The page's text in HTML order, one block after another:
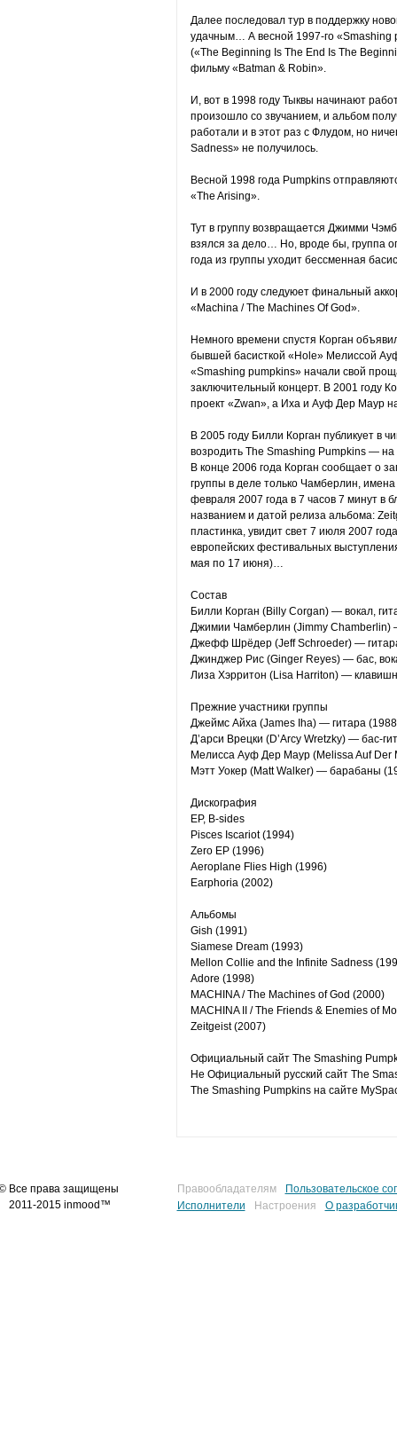
Далее последовал тур в поддержку
удачным… А весной 1997-го «Smashing
(«The Beginning Is The End Is The
фильму «Batman & Robin».
И, вот в 1998 году Тыквы начинают
произошло со звучанием, и альбом
работали и в этот раз с Флудом, но
Sadness» не получилось.
Весной 1998 года Pumpkins
«The Arising».
Тут в группу возвращается Джимми
взялся за дело… Но, вроде бы, группа
года из группы уходит бессменная
И в 2000 году следуюет финальный
«Machina / The Machines Of God».
Немного времени спустя Корган
бывшей басисткой «Hole» Мелиссой
«Smashing pumpkins» начали свой
заключительный концерт. В 2001 году
проект «Zwan», а Иха и Ауф Дер Маур
В 2005 году Билли Корган публикует в
возродить The Smashing Pumpkins —
В конце 2006 года Корган сообщает о
группы в деле только Чамберлин,
февраля 2007 года в 7 часов 7 минут в
названием и датой релиза альбома:
пластинка, увидит свет 7 июля 2007
европейских фестивальных
мая по 17 июня)…
Состав
Билли Корган (Billy Corgan) — вокал,
Джимии Чамберлин (Jimmy Chamberlin)
Джефф Шрёдер (Jeff Schroeder) —
Джинджер Рис (Ginger Reyes) — бас,
Лиза Хэрритон (Lisa Harriton) —
Прежние участники группы
Джеймс Айха (James Iha) — гитара
Д’арси Врецки (D’Arcy Wretzky) — бас-
Мелисса Ауф Дер Маур (Melissa Auf Der
Мэтт Уокер (Matt Walker) — барабаны
Дискография
EP, B-sides
Pisces Iscariot (1994)
Zero EP (1996)
Aeroplane Flies High (1996)
Earphoria (2002)
Альбомы
Gish (1991)
Siamese Dream (1993)
Mellon Collie and the Infinite Sadness
Adore (1998)
MACHINA / The Machines of God (2000)
MACHINA II / The Friends & Enemies of
Zeitgeist (2007)
Официальный сайт The Smashing
Не Официальный русский сайт The
The Smashing Pumpkins на сайте
Все права защищены
2011-2015 inmood™
Правообладателям
Пользовательское
Исполнители
Настроения О